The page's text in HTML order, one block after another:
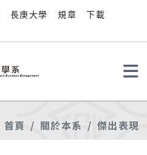
長庚大學 規章
下載
首頁 關於本系 傑出表現